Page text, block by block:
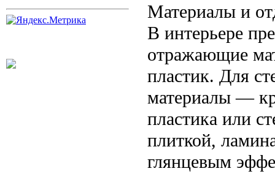
Материалы и
В интерьере
отражающие
пластик. Для
материалы —
пластика или
плиткой,
глянцевым